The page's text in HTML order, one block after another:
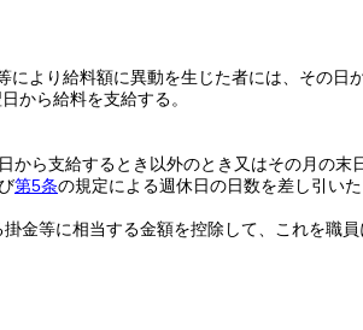
より給料額に異動を生じた者には、その日
から給料を支給する。
ら支給するとき以外のとき又はその月の末
第5条の規定による週休日の日数を差し引い
掛金等に相当する金額を控除して、これを職